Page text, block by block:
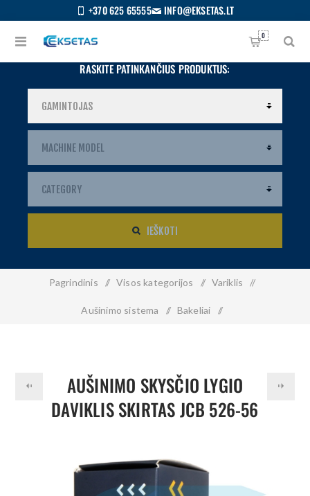
+370 625 65555 INFO@EKSETAS.LT
0
RASKITE PATINKANČIUS PRODUKTUS:
IEŠKOTI
Pagrindinis / Visos kategorijos / Variklis /
Aušinimo sistema / Bakeliai /
AUŠINIMO SKYSČIO LYGIO
DAVIKLIS SKIRTAS JCB 526-56